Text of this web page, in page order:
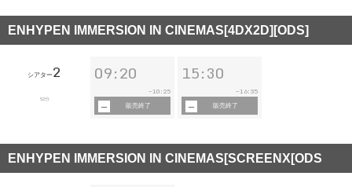
ENHYPEN IMMERSION IN CINEMAS[4DX2D][ODS]
シアター2
52分
09:20
~10:25
販売終了
15:30
~16:35
販売終了
ENHYPEN IMMERSION IN CINEMAS[SCREENX[ODS